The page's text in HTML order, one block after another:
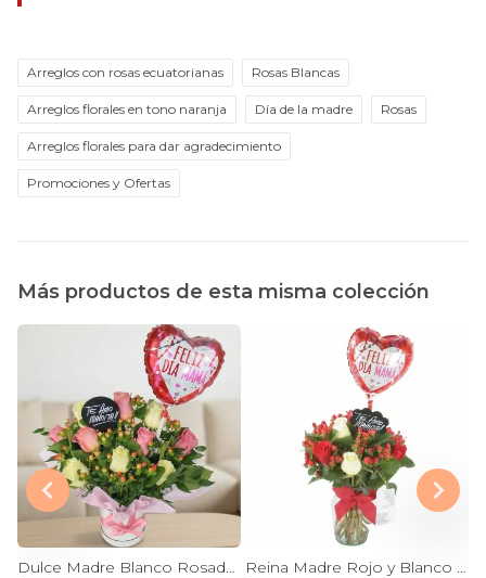
Arreglos con rosas ecuatorianas Rosas Blancas
Arreglos florales en tono naranja Día de la madre Rosas
Arreglos florales para dar agradecimiento
Promociones y Ofertas
Más productos de esta misma colección
Dulce Madre Blanco Rosado - Arreglo floral con rosas, hypericum y globo Feliz Día mamá Reina Madre Rojo y Blanco - Florero con 9 rosas e hypericum, globo y pizarra